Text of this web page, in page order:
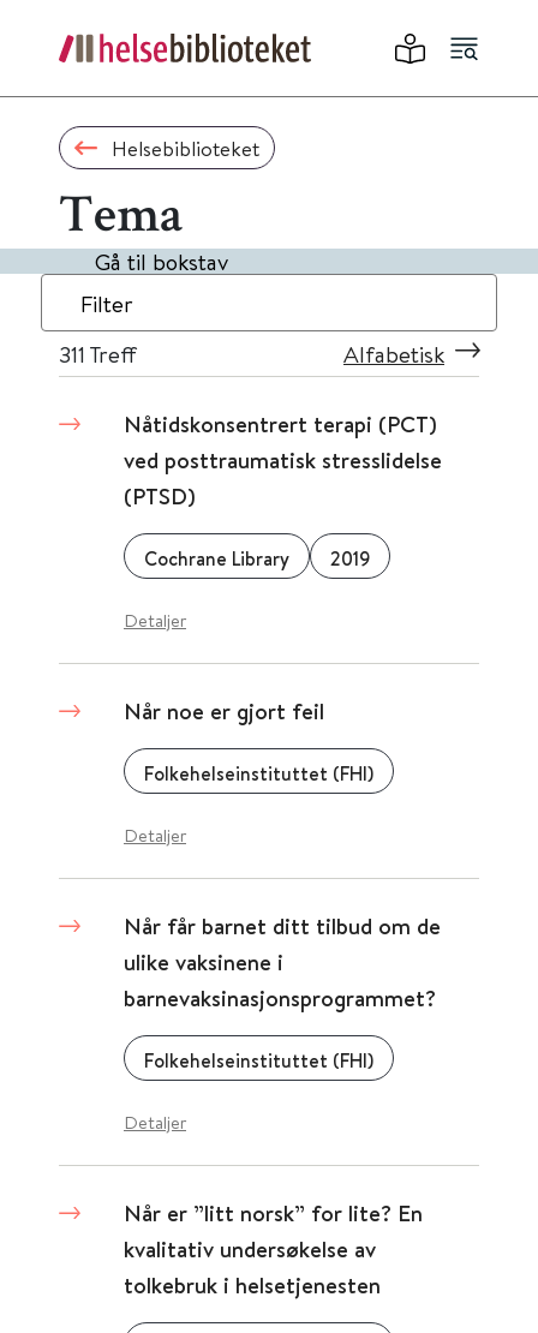
Helsebiblioteket
Tema
Gå til bokstav
Filter
311 Treff Alfabetisk
Nåtidskonsentrert terapi (PCT)
ved posttraumatisk stresslidelse
(PTSD)
Cochrane Library 2019
Detaljer
Når noe er gjort feil
Folkehelseinstituttet (FHI)
Detaljer
Når får barnet ditt tilbud om de
ulike vaksinene i
barnevaksinasjonsprogrammet?
Folkehelseinstituttet (FHI)
Detaljer
Når er ”litt norsk” for lite? En
kvalitativ undersøkelse av
tolkebruk i helsetjenesten